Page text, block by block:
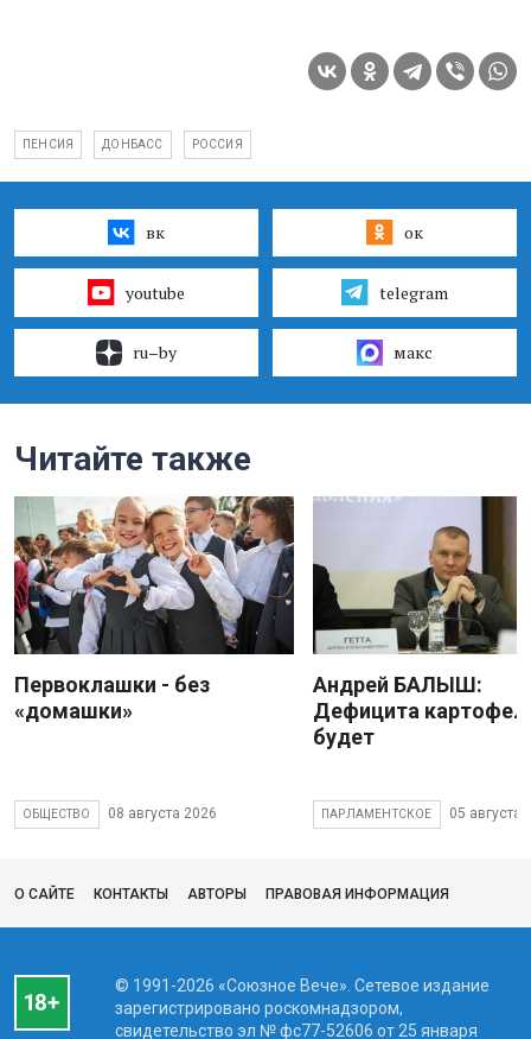
ПЕНСИЯ ДОНБАСС РОССИЯ
вк ок
youtube telegram
ru–by макс
Читайте также
Первоклашки - без
«домашки»
ОБЩЕСТВО 08 августа 2026
Андрей БАЛЫШ:
Дефицита
будет
ПАРЛАМЕНТСКОЕ 05 августа
О САЙТЕ КОНТАКТЫ АВТОРЫ ПРАВОВАЯ ИНФОРМАЦИЯ
© 1991-2026 «Союзное Вече». Сетевое издание
зарегистрировано роскомнадзором,
свидетельство эл № фc77-52606 от 25 января